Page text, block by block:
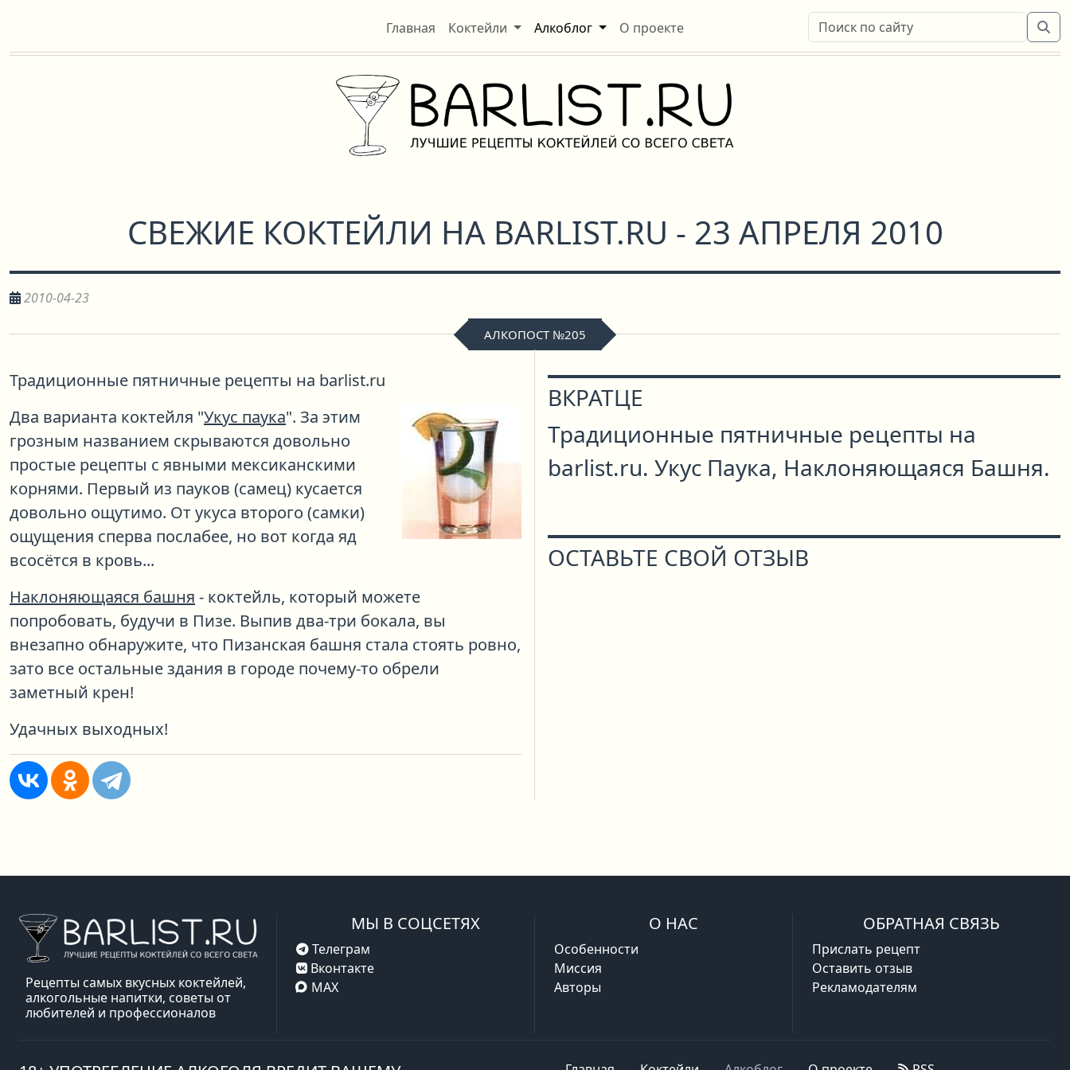
Главная Коктейли Алкоблог О проекте
СВЕЖИЕ КОКТЕЙЛИ НА BARLIST.RU - 23 АПРЕЛЯ 2010
2010-04-23
АЛКОПОСТ №205
Традиционные пятничные рецепты на barlist.ru
Два варианта коктейля "Укус паука". За этим
грозным названием скрываются довольно
простые рецепты с явными мексиканскими
корнями. Первый из пауков (самец) кусается
довольно ощутимо. От укуса второго (самки)
ощущения сперва послабее, но вот когда яд
всосётся в кровь...
Наклоняющаяся башня - коктейль, который можете
попробовать, будучи в Пизе. Выпив два-три бокала, вы
внезапно обнаружите, что Пизанская башня стала стоять ровно,
зато все остальные здания в городе почему-то обрели
заметный крен!
Удачных выходных!
ВКРАТЦЕ
Традиционные пятничные рецепты на
barlist.ru. Укус Паука, Наклоняющаяся Башня.
ОСТАВЬТЕ СВОЙ ОТЗЫВ
Рецепты самых вкусных коктейлей,
алкогольные напитки, советы от
любителей и профессионалов
МЫ В СОЦСЕТЯХ
Телеграм
Вконтакте
MAX
О НАС
Особенности
Миссия
Авторы
ОБРАТНАЯ СВЯЗЬ
Прислать рецепт
Оставить отзыв
Рекламодателям